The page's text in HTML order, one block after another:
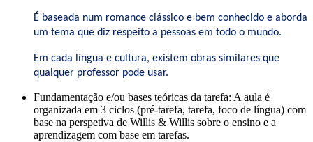
É baseada num romance clássico e bem conhecido e aborda
um tema que diz respeito a pessoas em todo o mundo.
Em cada língua e cultura, existem obras similares que
qualquer professor pode usar.
Fundamentação e/ou bases teóricas da tarefa: A aula é
organizada em 3 ciclos (pré-tarefa, tarefa, foco de língua) com
base na perspetiva de Willis & Willis sobre o ensino e a
aprendizagem com base em tarefas.